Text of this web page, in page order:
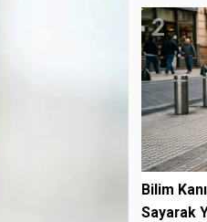
2
Bilim
Sayarak